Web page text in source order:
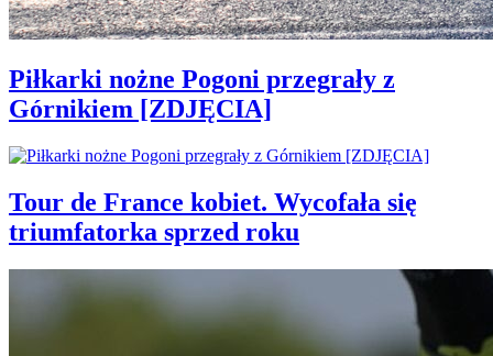
Piłkarki nożne Pogoni przegrały z
Górnikiem [ZDJĘCIA]
Tour de France kobiet. Wycofała się
triumfatorka sprzed roku